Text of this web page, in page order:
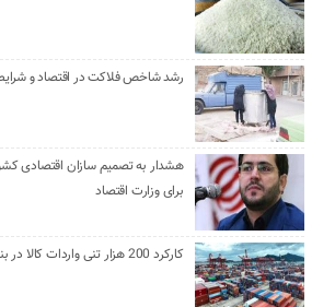
رشد شاخص فلاکت در اقتصاد و شرایط
هشدار به تصمیم سازان اقتصادی
برای وزارت اقتصاد
کارکرد 200 هزار تنی واردات کالا در بنادر مازندران